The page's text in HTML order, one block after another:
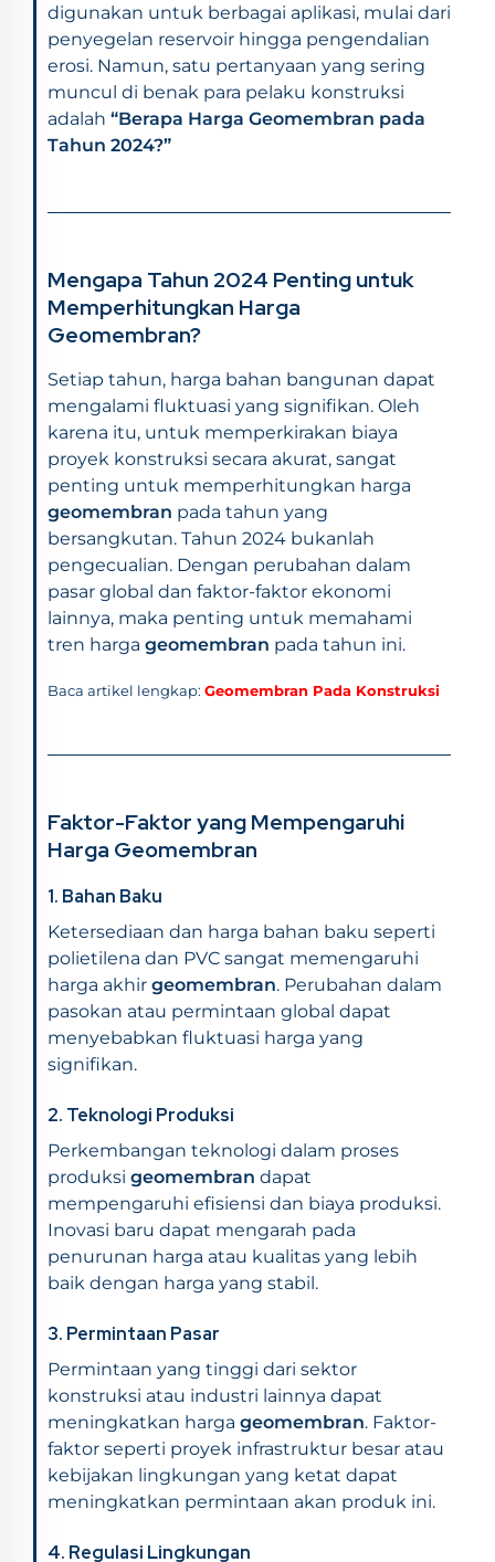
digunakan untuk berbagai aplikasi, mulai dari
penyegelan reservoir hingga pengendalian
erosi. Namun, satu pertanyaan yang sering
muncul di benak para pelaku konstruksi
adalah “Berapa Harga Geomembran pada
Tahun 2024?”
Mengapa Tahun 2024 Penting untuk
Memperhitungkan Harga
Geomembran?
Setiap tahun, harga bahan bangunan dapat
mengalami fluktuasi yang signifikan. Oleh
karena itu, untuk memperkirakan biaya
proyek konstruksi secara akurat, sangat
penting untuk memperhitungkan harga
geomembran pada tahun yang
bersangkutan. Tahun 2024 bukanlah
pengecualian. Dengan perubahan dalam
pasar global dan faktor-faktor ekonomi
lainnya, maka penting untuk memahami
tren harga geomembran pada tahun ini.
Baca artikel lengkap: Geomembran Pada Konstruksi
Faktor-Faktor yang Mempengaruhi
Harga Geomembran
1. Bahan Baku
Ketersediaan dan harga bahan baku seperti
polietilena dan PVC sangat memengaruhi
harga akhir geomembran. Perubahan dalam
pasokan atau permintaan global dapat
menyebabkan fluktuasi harga yang
signifikan.
2. Teknologi Produksi
Perkembangan teknologi dalam proses
produksi geomembran dapat
mempengaruhi efisiensi dan biaya produksi.
Inovasi baru dapat mengarah pada
penurunan harga atau kualitas yang lebih
baik dengan harga yang stabil.
3. Permintaan Pasar
Permintaan yang tinggi dari sektor
konstruksi atau industri lainnya dapat
meningkatkan harga geomembran. Faktor-
faktor seperti proyek infrastruktur besar atau
kebijakan lingkungan yang ketat dapat
meningkatkan permintaan akan produk ini.
4. Regulasi Lingkungan